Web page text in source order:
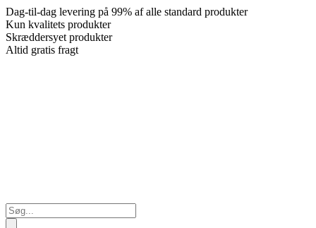
Dag-til-dag levering på 99% af alle standard produkter
Kun kvalitets produkter
Skræddersyet produkter
Altid gratis fragt
Search
...